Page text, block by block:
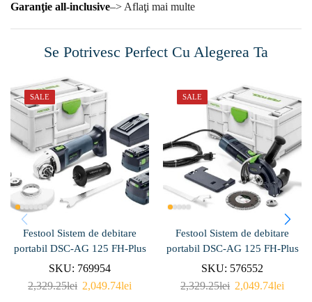
Garanţie all-inclusive–> Aflaţi mai multe
Se Potrivesc Perfect Cu Alegerea Ta
SALE
Festool Sistem de debitare
portabil DSC-AG 125 FH-Plus
SKU: 769954
2,329.25lei 2,049.74lei
SALE
Festool Sistem de debitare
portabil DSC-AG 125 FH-Plus
SKU: 576552
2,329.25lei 2,049.74lei